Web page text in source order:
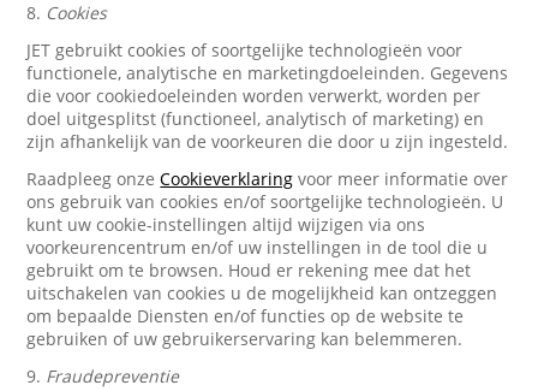
8. Cookies
JET gebruikt cookies of soortgelijke technologieën voor
functionele, analytische en marketingdoeleinden. Gegevens
die voor cookiedoeleinden worden verwerkt, worden per
doel uitgesplitst (functioneel, analytisch of marketing) en
zijn afhankelijk van de voorkeuren die door u zijn ingesteld.
Raadpleeg onzeCookieverklaring voor meer informatie over
ons gebruik van cookies en/of soortgelijke technologieën. U
kunt uw cookie-instellingen altijd wijzigen via ons
voorkeurencentrum en/of uw instellingen in de tool die u
gebruikt om te browsen. Houd er rekening mee dat het
uitschakelen van cookies u de mogelijkheid kan ontzeggen
om bepaalde Diensten en/of functies op de website te
gebruiken of uw gebruikerservaring kan belemmeren.
9. Fraudepreventie